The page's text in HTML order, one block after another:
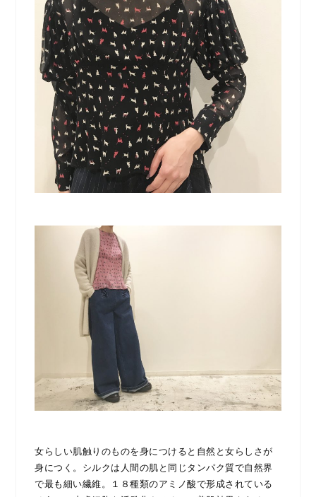
女らしい肌触りのものを身につけると自然と女らしさが
身につく。シルクは人間の肌と同じタンパク質で自然界
で最も細い繊維。１８種類のアミノ酸で形成されている